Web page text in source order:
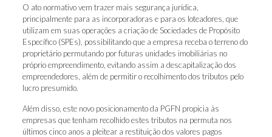
O ato normativo vem trazer mais segurança jurídica,
principalmente para as incorporadoras e para os loteadores, que
utilizam em suas operações a criação de Sociedades de Propósito
Específico (SPEs), possibilitando que a empresa receba o terreno do
proprietário permutando por futuras unidades imobiliárias no
próprio empreendimento, evitando assim a descapitalização dos
empreendedores, além de permitir o recolhimento dos tributos pelo
lucro presumido.
Além disso, este novo posicionamento da PGFN propicia às
empresas que tenham recolhido estes tributos na permuta nos
últimos cinco anos a pleitear a restituição dos valores pagos